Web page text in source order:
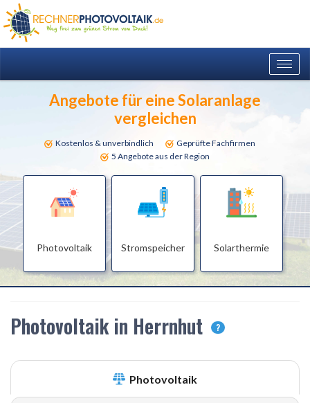
Angebote für eine Solaranlage
vergleichen
Kostenlos & unverbindlich
Geprüfte Fachfirmen
5 Angebote aus der Region
Photovoltaik Stromspeicher Solarthermie
Photovoltaik in Herrnhut ?
Photovoltaik